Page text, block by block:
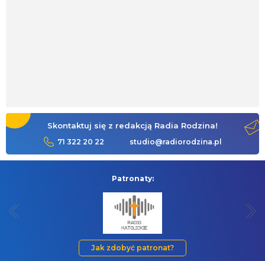
Skontaktuj się z redakcją Radia Rodzina!
71 322 20 22 studio@radiorodzina.pl
Patronaty:
Jak zdobyć patronat?